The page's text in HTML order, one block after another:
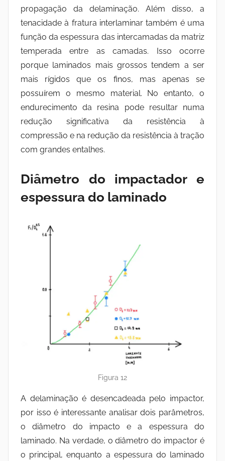
propagação da delaminação. Além disso, a
tenacidade à fratura interlaminar também é uma
função da espessura das intercamadas da matriz
temperada entre as camadas. Isso ocorre
porque laminados mais grossos tendem a ser
mais rígidos que os finos, mas apenas se
possuírem o mesmo material. No entanto, o
endurecimento da resina pode resultar numa
redução significativa da resistência à
compressão e na redução da resistência à tração
com grandes entalhes.
Diâmetro do impactador e
espessura do laminado
Figura 12
A delaminação é desencadeada pelo impactor,
por isso é interessante analisar dois parâmetros,
o diâmetro do impacto e a espessura do
laminado. Na verdade, o diâmetro do impactor é
o principal, enquanto a espessura do laminado